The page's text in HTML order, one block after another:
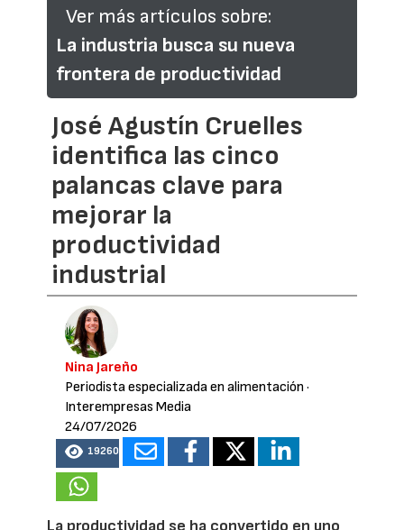
Ver más artículos sobre:
La industria busca su nueva
frontera de productividad
José Agustín Cruelles
identifica las cinco
palancas clave para
mejorar la
productividad
industrial
Nina Jareño
Periodista especializada en alimentación ·
Interempresas Media
24/07/2026
19260
La productividad se ha convertido en uno